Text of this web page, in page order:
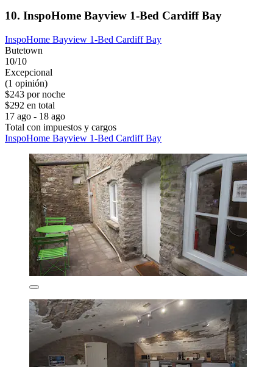
10. InspoHome Bayview 1-Bed Cardiff Bay
InspoHome Bayview 1-Bed Cardiff Bay
Butetown
10/10
Excepcional
(1 opinión)
$243 por noche
$292 en total
17 ago - 18 ago
Total con impuestos y cargos
InspoHome Bayview 1-Bed Cardiff Bay